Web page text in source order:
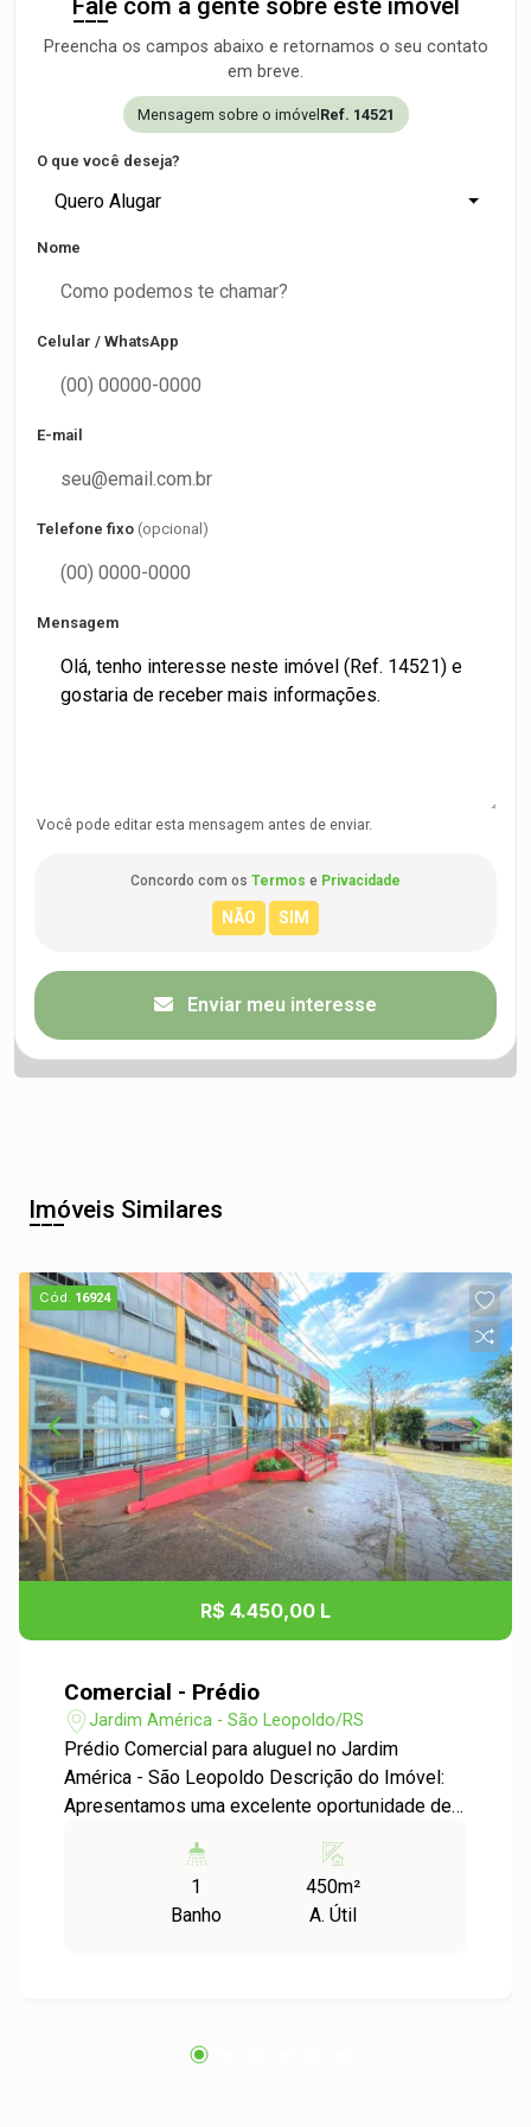
Preencha os campos abaixo e retornamos o seu contato
em breve.
Mensagem sobre o imóvelRef. 14521
O que você deseja?
Quero Alugar
Nome
Celular / WhatsApp
E-mail
Telefone fixo (opcional)
Mensagem
Você pode editar esta mensagem antes de enviar.
Concordo com os Termos e Privacidade
Enviar meu interesse
Imóveis Similares
Cód. 16924
R$ 4.450,00 L
Comercial - Prédio
Jardim América - São Leopoldo/RS
Prédio Comercial para aluguel no Jardim
América - São Leopoldo Descrição do Imóvel:
Apresentamos uma excelente oportunidade de
comercial estratégico e bem localizado. Este
prédio, situado no coração do bairro Jardim
América, oferece uma área útil de 450,00 m²,
pessoas e fácil acesso, tornando este espaço
1
Banho
450m²
A. Útil